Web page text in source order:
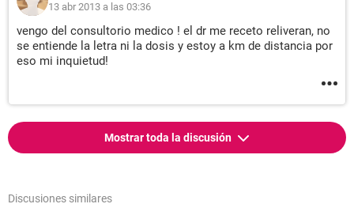
13 abr 2013 a las 03:36
vengo del consultorio medico ! el dr me receto reliveran, no
se entiende la letra ni la dosis y estoy a km de distancia por
eso mi inquietud!
Mostrar toda la discusión
Discusiones similares